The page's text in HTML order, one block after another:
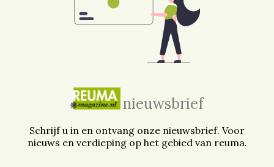
nieuwsbrief
Schrijf u in en ontvang onze nieuwsbrief. Voor
nieuws en verdieping op het gebied van reuma.